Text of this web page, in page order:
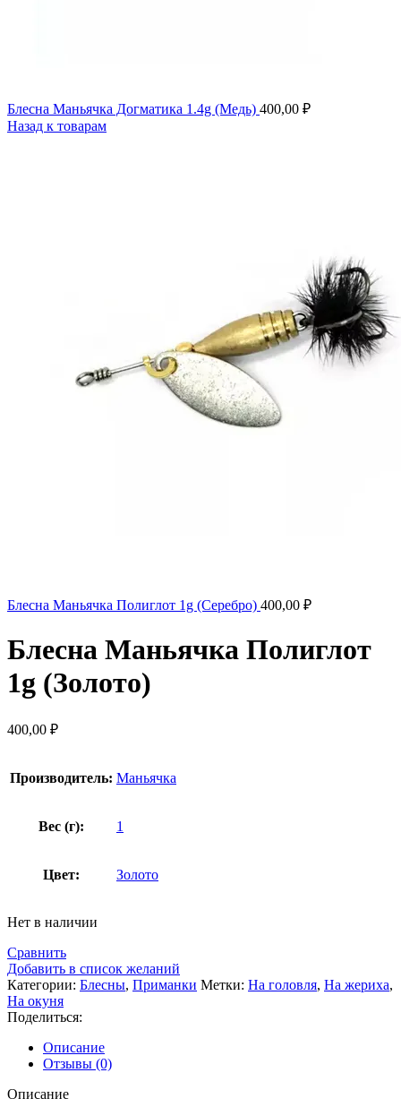
Блесна Маньячка Догматика 1.4g (Медь) 400,00 ₽
Назад к товарам
Блесна Маньячка Полиглот 1g (Серебро) 400,00 ₽
Блесна Маньячка Полиглот
1g (Золото)
400,00 ₽
Производитель: Маньячка
Вес (г): 1
Цвет: Золото
Нет в наличии
Сравнить
Добавить в список желаний
Категории: Блесны, Приманки Метки: На головля, На жериха,
На окуня
Поделиться:
Описание
Отзывы (0)
Описание